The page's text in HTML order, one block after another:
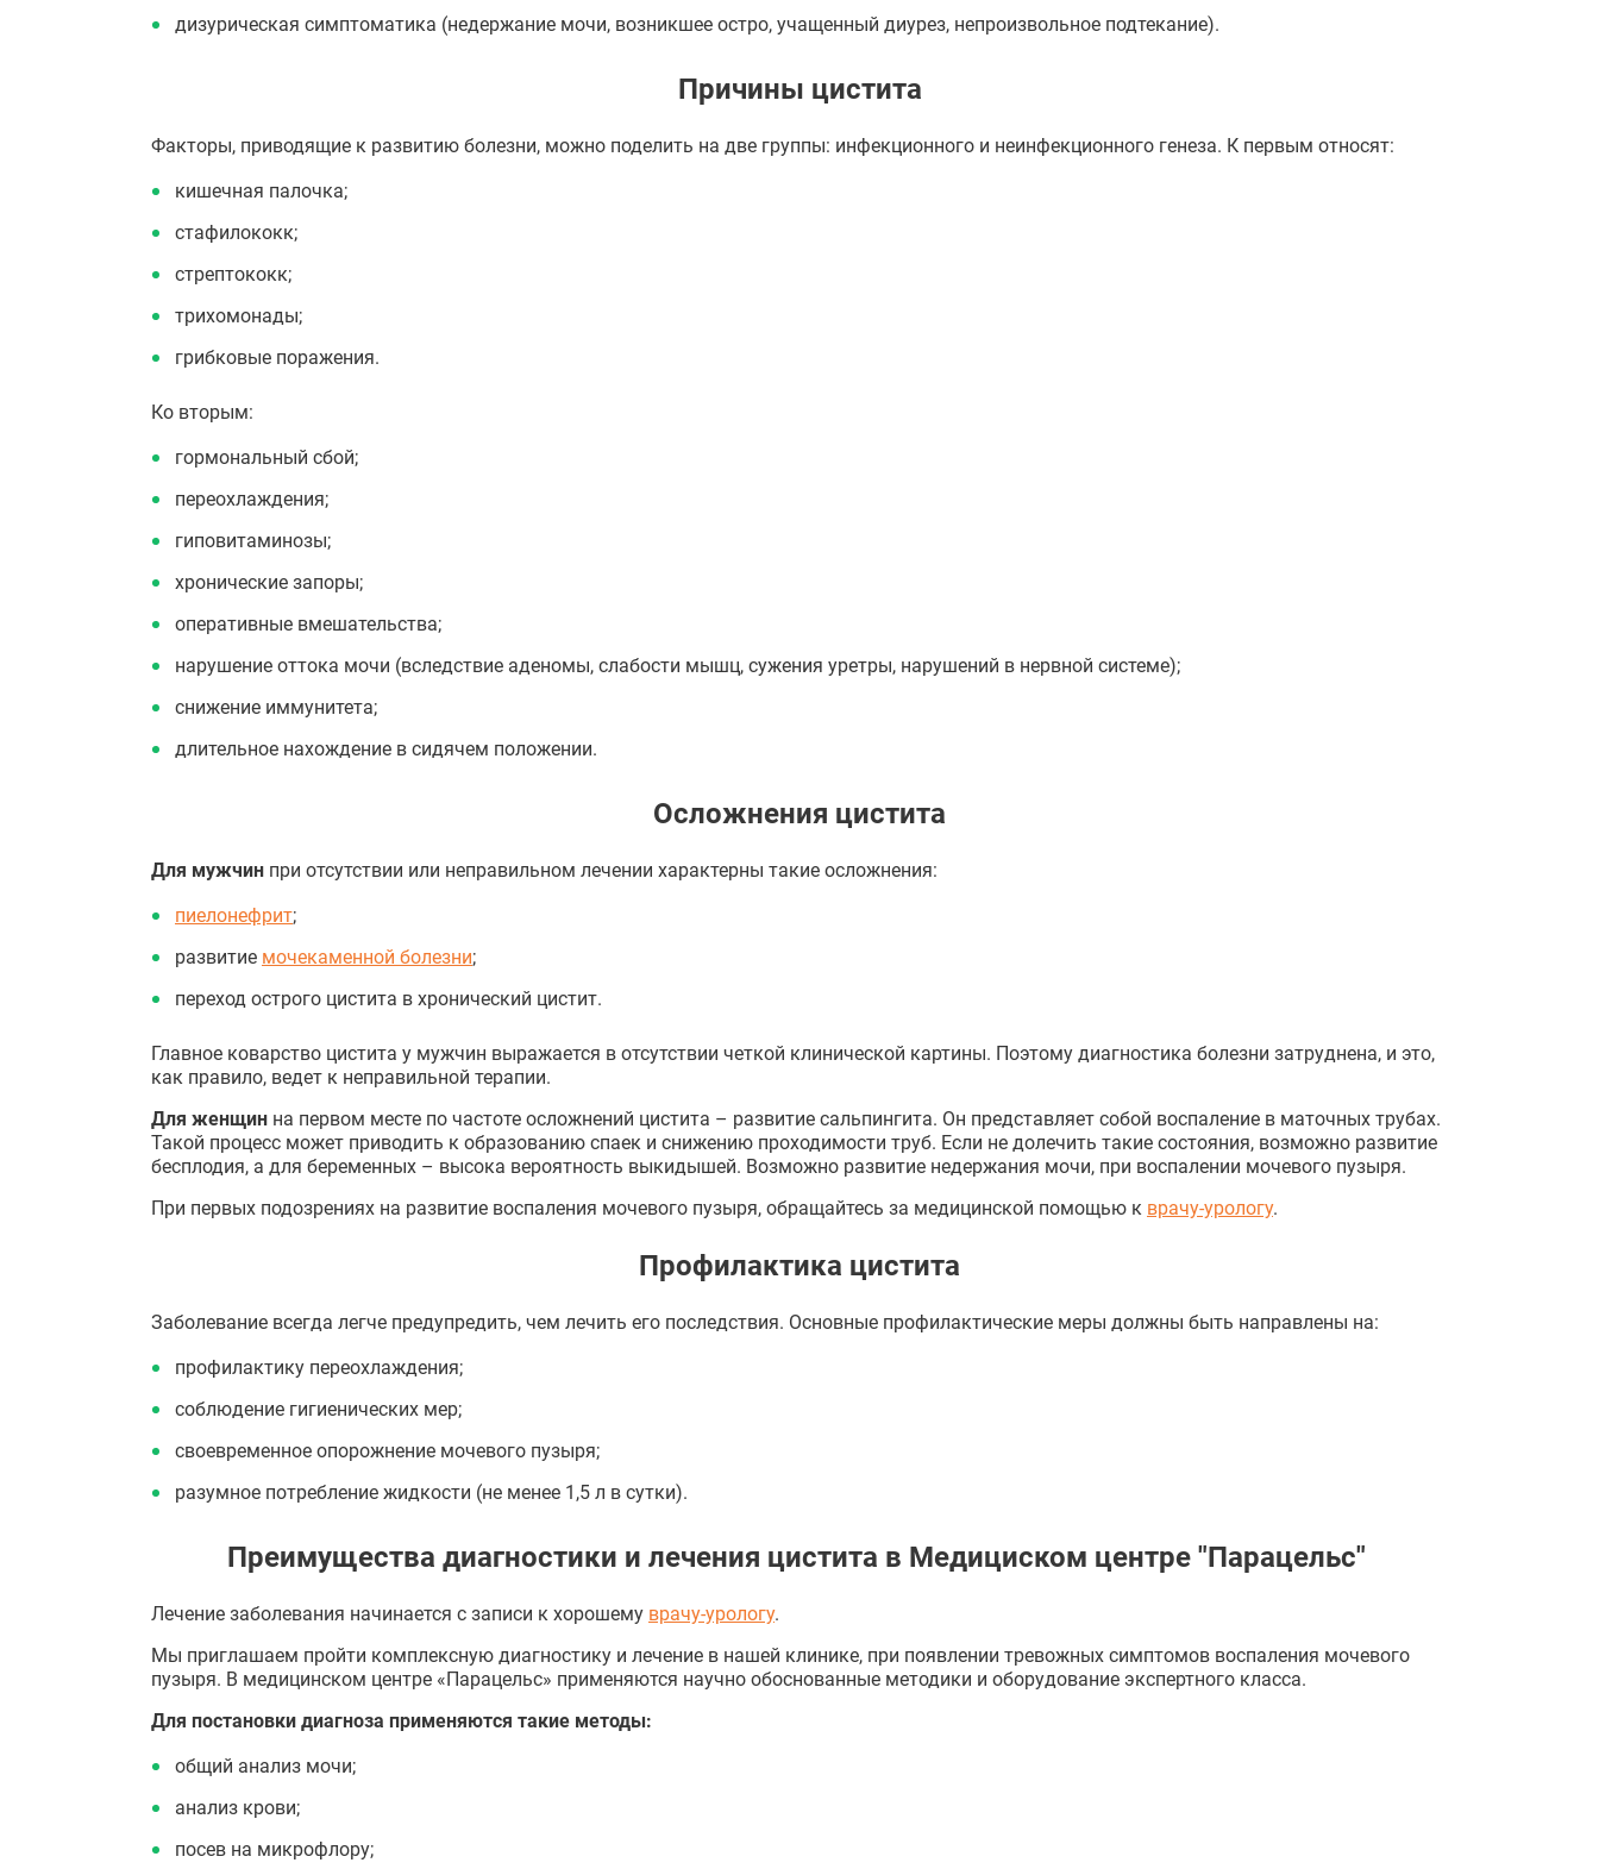
дизурическая симптоматика (недержание мочи, возникшее остро, учащенный диурез, непроизвольное подтекание).
Причины цистита
Факторы, приводящие к развитию болезни, можно поделить на две группы: инфекционного и неинфекционного генеза. К первым относят:
кишечная палочка;
стафилококк;
стрептококк;
трихомонады;
грибковые поражения.
Ко вторым:
гормональный сбой;
переохлаждения;
гиповитаминозы;
хронические запоры;
оперативные вмешательства;
нарушение оттока мочи (вследствие аденомы, слабости мышц, сужения уретры, нарушений в нервной системе);
снижение иммунитета;
длительное нахождение в сидячем положении.
Осложнения цистита
Для мужчин при отсутствии или неправильном лечении характерны такие осложнения:
пиелонефрит;
развитие мочекаменной болезни;
переход острого цистита в хронический цистит.
Главное коварство цистита у мужчин выражается в отсутствии четкой клинической картины. Поэтому диагностика болезни затруднена, и это,
как правило, ведет к неправильной терапии.
Для женщин на первом месте по частоте осложнений цистита – развитие сальпингита. Он представляет собой воспаление в маточных трубах.
Такой процесс может приводить к образованию спаек и снижению проходимости труб. Если не долечить такие состояния, возможно развитие
бесплодия, а для беременных – высока вероятность выкидышей. Возможно развитие недержания мочи, при воспалении мочевого пузыря.
При первых подозрениях на развитие воспаления мочевого пузыря, обращайтесь за медицинской помощью к врачу-урологу.
Профилактика цистита
Заболевание всегда легче предупредить, чем лечить его последствия. Основные профилактические меры должны быть направлены на:
профилактику переохлаждения;
соблюдение гигиенических мер;
своевременное опорожнение мочевого пузыря;
разумное потребление жидкости (не менее 1,5 л в сутки).
Преимущества диагностики и лечения цистита в Медициском центре "Парацельс"
Лечение заболевания начинается с записи к хорошему врачу-урологу.
Мы приглашаем пройти комплексную диагностику и лечение в нашей клинике, при появлении тревожных симптомов воспаления мочевого
пузыря. В медицинском центре «Парацельс» применяются научно обоснованные методики и оборудование экспертного класса.
Для постановки диагноза применяются такие методы:
общий анализ мочи;
анализ крови;
посев на микрофлору;